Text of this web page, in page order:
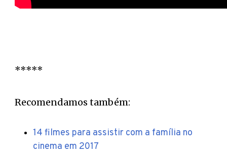
*****
Recomendamos também:
14 filmes para assistir com a família no
cinema em 2017